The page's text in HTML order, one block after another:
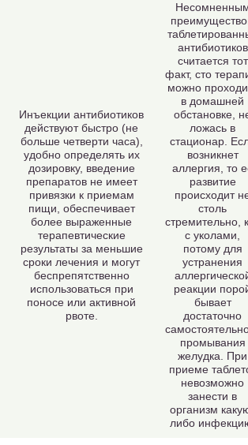
Инъекции антибиотиков
действуют быстро (не
больше четверти часа),
удобно определять их
дозировку, введение
препаратов не имеет
привязки к приемам
пищи, обеспечивает
более выраженные
терапевтические
результаты за меньшие
сроки лечения и могут
беспрепятственно
использоваться при
поносе или активной
рвоте.
антибиотиков
считается тот
факт, сто
можно
в домашней
обстановке,
ложась в
стационар.
возникнет
аллергия, то
развитие
происходит
столь
стремительно,
с уколами,
потому для
устранения
реакции
бывает
достаточно
промывания
желудка. При
приеме
невозможно
занести в
организм
либо